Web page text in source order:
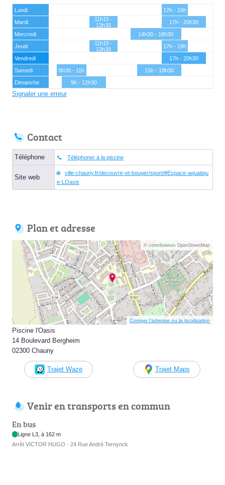
Lundi
17h - 19h
Mardi
11h15 -
13h30
17h - 20h30
Mercredi
14h30 - 18h30
Jeudi
11h15 -
13h30
17h - 19h
Vendredi
17h - 20h30
Samedi
8h30 - 11h
15h - 18h30
Dimanche
9h - 12h30
Signaler une erreur
Contact
Téléphone Téléphoner à la piscine
Site web
ville-chauny.fr/decouvrir-et-bouger/sport/#Espace-aquatiqu
e-LOasis
Plan et adresse
© contributeurs OpenStreetMap
Corriger l’adresse ou la localisation
Piscine l'Oasis
14 Boulevard Bergheim
02300 Chauny
Trajet Waze Trajet Maps
Venir en transports en commun
En bus
Ligne L3, à 162 m
Arrêt VICTOR HUGO - 24 Rue André Ternynck